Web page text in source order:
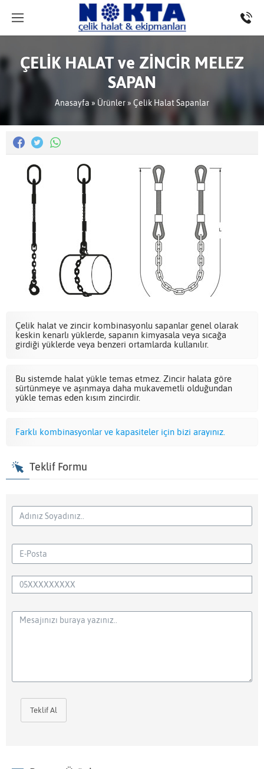
ÇELİK HALAT ve ZİNCİR MELEZ
SAPAN
Anasayfa » Ürünler » Çelik Halat Sapanlar
Çelik halat ve zincir kombinasyonlu sapanlar genel olarak
keskin kenarlı yüklerde, sapanın kimyasala veya sıcağa
girdiği yüklerde veya benzeri ortamlarda kullanılır.
Bu sistemde halat yükle temas etmez. Zincir halata göre
sürtünmeye ve aşınmaya daha mukavemetli olduğundan
yükle temas eden kısım zincirdir.
Farklı kombinasyonlar ve kapasiteler için bizi arayınız.
Teklif Formu
Teklif Al